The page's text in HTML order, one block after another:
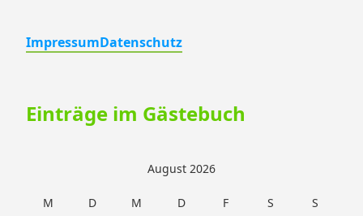
ImpressumDatenschutz
Einträge im Gästebuch
August 2026
M D M D F S
S